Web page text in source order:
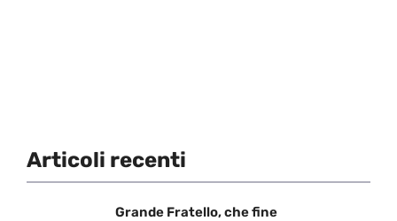
Articoli recenti
Grande Fratello, che fine